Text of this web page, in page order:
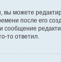
можете
после его
то ответил.